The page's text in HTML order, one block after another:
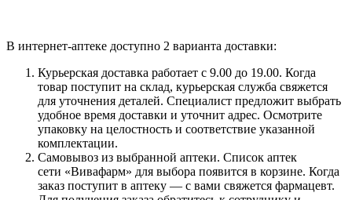
В интернет-аптеке доступно 2 варианта доставки:
Курьерская доставка работает с 9.00 до 19.00. Когда
товар поступит на склад, курьерская служба свяжется
для уточнения деталей. Специалист предложит выбрать
удобное время доставки и уточнит адрес. Осмотрите
упаковку на целостность и соответствие указанной
комплектации.
Самовывоз из выбранной аптеки. Список аптек
сети «Вивафарм» для выбора появится в корзине. Когда
заказ поступит в аптеку — с вами свяжется фармацевт.